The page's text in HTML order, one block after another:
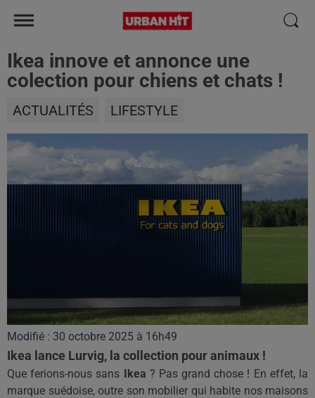
Ikea innove et annonce une
colection pour chiens et chats !
ACTUALITÉS LIFESTYLE
Modifié : 30 octobre 2025 à 16h49
Ikea lance Lurvig, la collection pour animaux !
Que ferions-nous sans Ikea ? Pas grand chose ! En effet, la
marque suédoise, outre son mobilier qui habite nos maisons